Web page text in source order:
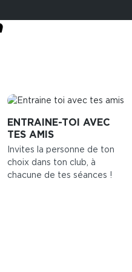
Image
ENTRAINE-TOI AVEC
TES AMIS
Invites la personne de ton
choix dans ton club, à
chacune de tes séances !